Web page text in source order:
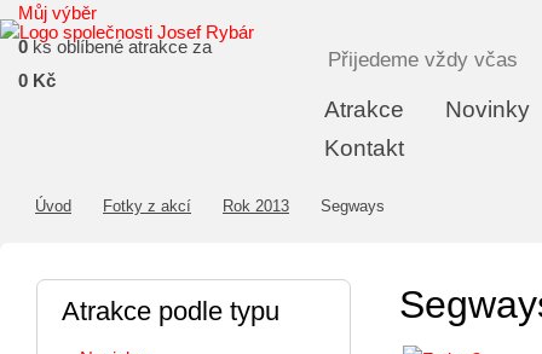
Atrakce
Novinky
Kontakt
Můj výběr
0 ks oblíbené atrakce za
0 Kč
Přijedeme vždy včas
Úvod Fotky z akcí Rok 2013 Segways
Atrakce podle typu